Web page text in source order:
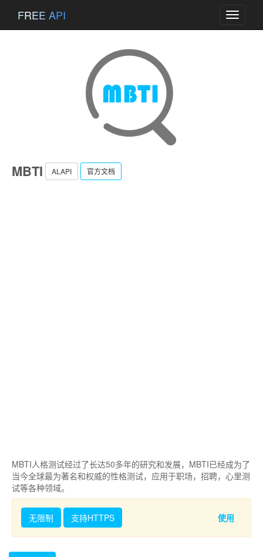
Toggle
FREE API
MBTI ALAPI 官方文档
MBTI人格测试经过了长达50多年的研究和发展，MBTI已经成为了
当今全球最为著名和权威的性格测试，应用于职场，招聘，心里测
试等各种领域。
无限制 支持HTTPS 使用